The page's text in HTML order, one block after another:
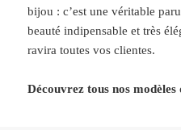
bijou : c’est une véritable
beauté indipensable et très
ravira toutes vos clientes.
Découvrez tous nos